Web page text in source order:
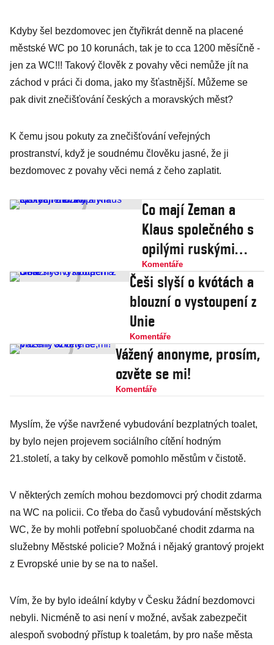
Kdyby šel bezdomovec jen čtyřikrát denně na placené
městské WC po 10 korunách, tak je to cca 1200 měsíčně -
jen za WC!!! Takový člověk z povahy věci nemůže jít na
záchod v práci či doma, jako my šťastnější. Můžeme se
pak divit znečišťování českých a moravských měst?
K čemu jsou pokuty za znečišťování veřejných
prostranství, když je soudnému člověku jasné, že ji
bezdomovec z povahy věci nemá z čeho zaplatit.
Co mají Zeman a
Klaus společného s
opilými ruskými
mužiky
Komentáře
Češi slyší o kvótách a
blouzní o vystoupení z
Unie
Komentáře
Vážený anonyme, prosím,
ozvěte se mi!
Komentáře
Myslím, že výše navržené vybudování bezplatných toalet,
by bylo nejen projevem sociálního cítění hodným
21.století, a taky by celkově pomohlo městům v čistotě.
V některých zemích mohou bezdomovci prý chodit zdarma
na WC na policii. Co třeba do časů vybudování městských
WC, že by mohli potřební spoluobčané chodit zdarma na
služebny Městské policie? Možná i nějaký grantový projekt
z Evropské unie by se na to našel.
Vím, že by bylo ideální kdyby v Česku žádní bezdomovci
nebyli. Nicméně to asi není v možné, avšak zabezpečit
alespoň svobodný přístup k toaletám, by pro naše města